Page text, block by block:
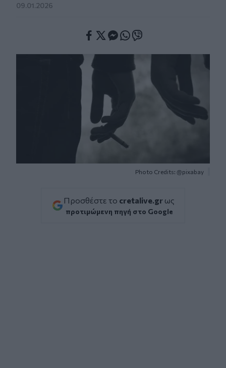
09.01.2026
Photo Credits: @pixabay
Προσθέστε το cretalive.gr ως
προτιμώμενη πηγή στο Google